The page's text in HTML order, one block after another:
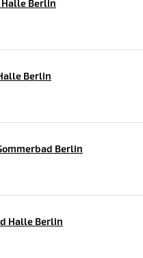
Berlin
Berlin
Berlin
Halle Berlin